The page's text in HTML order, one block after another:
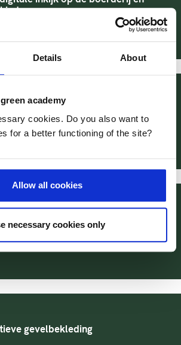
Details About
academy
cookies. Do you also want to
for a better functioning of the site?
Allow all cookies
necessary cookies only
belangrijke leverancier van jong
Design Lab aan duurzame
gevelbekleding